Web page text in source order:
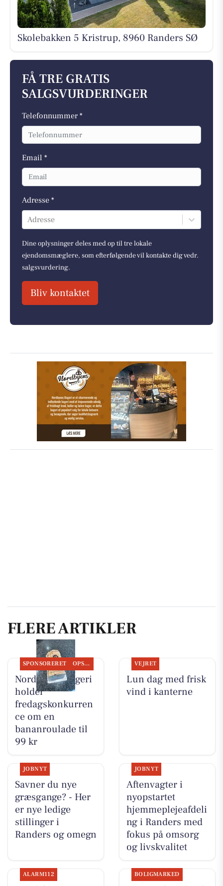
Skolebakken 5 Kristrup, 8960 Randers SØ
FÅ TRE GRATIS
SALGSVURDERINGER
Telefonnummer *
Email *
Adresse *
Adresse
Dine oplysninger deles med op til tre lokale
ejendomsmæglere, som efterfølgende vil kontakte dig vedr.
salgsvurdering.
Bliv kontaktet
FLERE ARTIKLER
SPONSORERET OPSLAGSTAVLEN
Nordbyens Bageri
holder
fredagskonkurren
ce om en
bananroulade til
99 kr
VEJRET
Lun dag med frisk
vind i kanterne
JOBNYT
Savner du nye
græsgange? - Her
er nye ledige
stillinger i
Randers og omegn
JOBNYT
Aftenvagter i
nyopstartet
hjemmeplejeafdeli
ng i Randers med
fokus på omsorg
og livskvalitet
ALARM112 BOLIGMARKED